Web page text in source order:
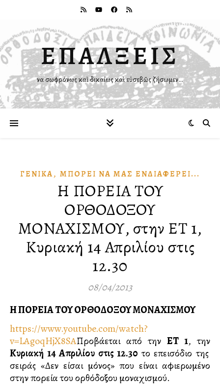
ΕΠΑΛΞΕΙΣ
Ἵνα σωφρόνως καὶ δικαίως καὶ εὐσεβῶς ζήσωμεν…
ΓΕΝΙΚΆ, ΜΠΟΡΕΙ͂ ΝᾺ ΜΑ͂Σ ἘΝΔΙΑΦΈΡΕΙ...
Η ΠΟΡΕΙΑ ΤΟΥ
ΟΡΘΟΔΟΞΟΥ
ΜΟΝΑΧΙΣΜΟΥ, στην ΕΤ 1,
Κυριακή 14 Απριλίου στις
12.30
08/04/2013
Η ΠΟΡΕΙΑ ΤΟΥ ΟΡΘΟΔΟΞΟΥ ΜΟΝΑΧΙΣΜΟΥ
https://www.youtube.com/watch?
v=LAgoqHjX8SAΠροβάλλεται από την ΕΤ 1, την
Κυριακή 14 Απριλίου στις 12.30 το επεισόδιο της
σειράς «Δεν είσαι μόνος» που είναι αφιερωμένο
στην πορεία του ορθόδοξου μοναχισμού.